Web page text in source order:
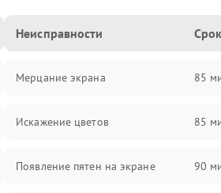
Неисправности Срок
Мерцание экрана 85
Искажение цветов 85
Появление пятен на экране 90